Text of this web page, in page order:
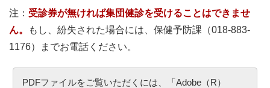
注： 受診券が無ければ集団健診を受けることはできませ
ん。
もし、紛失された場合には、保健予防課（018-883-
1176）までお電話ください。
PDFファイルをご覧いただくには、「Adobe（R）